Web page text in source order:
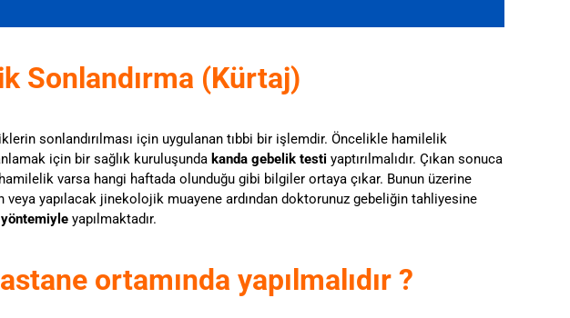
Sonlandırma (Kürtaj)
sonlandırılması için uygulanan tıbbi bir işlemdir. Öncelikle hamilelik
için bir sağlık kuruluşunda kanda gebelik testi yaptırılmalıdır. Çıkan sonuca
varsa hangi haftada olunduğu gibi bilgiler ortaya çıkar. Bunun üzerine
yapılacak jinekolojik muayene ardından doktorunuz gebeliğin tahliyesine
yapılmaktadır.
ortamında yapılmalıdır ?